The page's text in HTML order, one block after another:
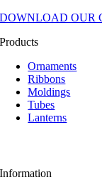
DOWNLOAD OUR
Products
Ornaments
Ribbons
Moldings
Tubes
Lanterns
Information